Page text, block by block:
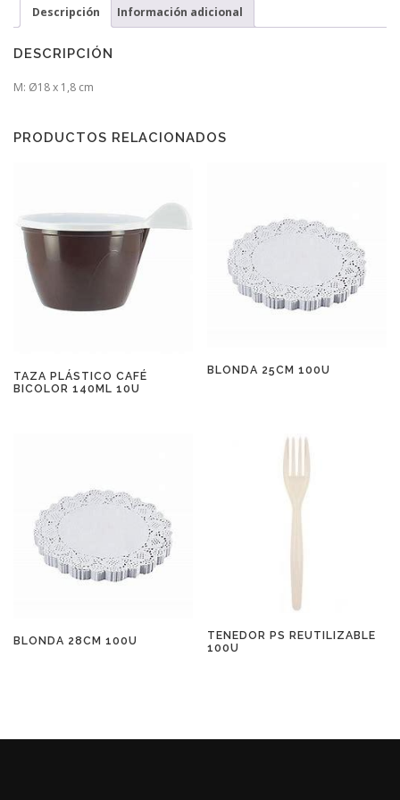
Descripción Información adicional
DESCRIPCIÓN
M: Ø18 x 1,8 cm
PRODUCTOS RELACIONADOS
TAZA PLÁSTICO CAFÉ
BICOLOR 140ML 10U
BLONDA 25CM 100U
BLONDA 28CM 100U
TENEDOR PS REUTILIZABLE
100U